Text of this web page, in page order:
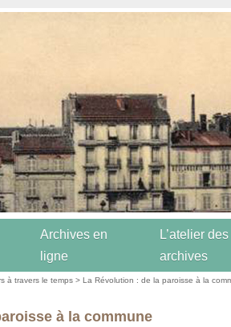
Archives en
ligne
L’atelier des
archives
à travers le temps > La Révolution : de la paroisse à la
à la commune